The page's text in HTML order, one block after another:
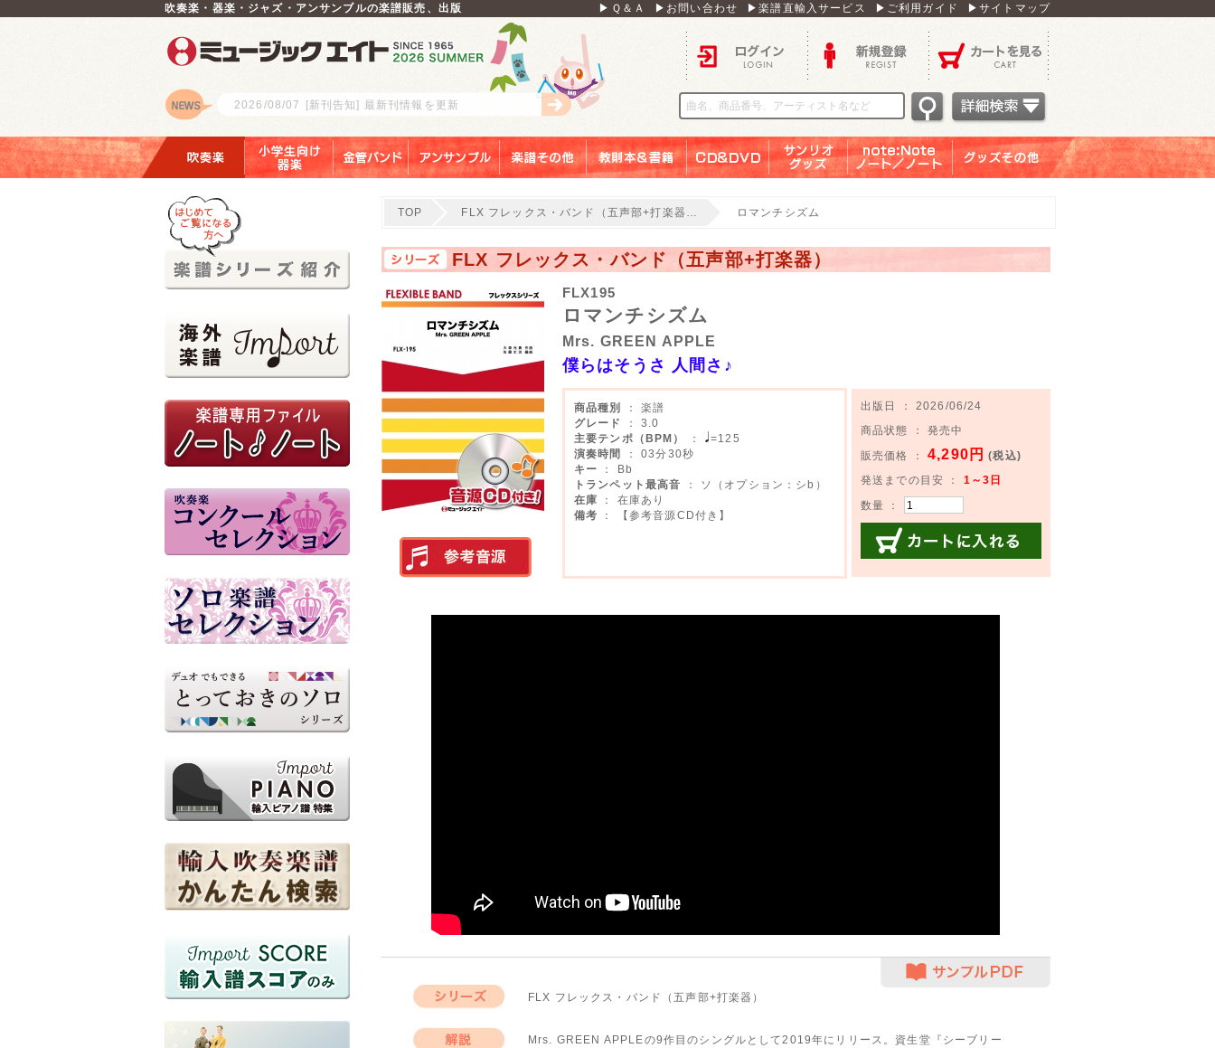
吹奏楽・器楽・ジャズ・アンサンブルの楽譜販売、出版 ▶Ｑ＆Ａ ▶お問い合わせ ▶楽譜直輸入サービス ▶ご利用ガイド ▶サイトマップ
ロゴ
2026/08/07 [新刊告知] 最新刊情報を更新
TOP FLX フレックス・バンド（五声部+打楽器… ロマンチシズム
FLX フレックス・バンド（五声部+打楽器）
ミュージックエイト
FLX195
ロマンチシズム
Mrs. GREEN APPLE
僕らはそうさ 人間さ♪
商品種別
： 楽譜
グレード
： 3.0
主要テンポ（BPM）
：
=125
演奏時間
： 03分30秒
キー
： Bb
トランペット最高音
： ソ（オプション：シb）
在庫
： 在庫あり
備考
： 【参考音源CD付き】
出版日 ： 2026/06/24
商品状態 ： 発売中
販売価格 ：4,290円 (税込)
発送までの目安 ： 1～3日
数量 ：
FLX フレックス・バンド（五声部+打楽器）
Mrs. GREEN APPLEの9作目のシングルとして2019年にリリース。資生堂『シーブリー